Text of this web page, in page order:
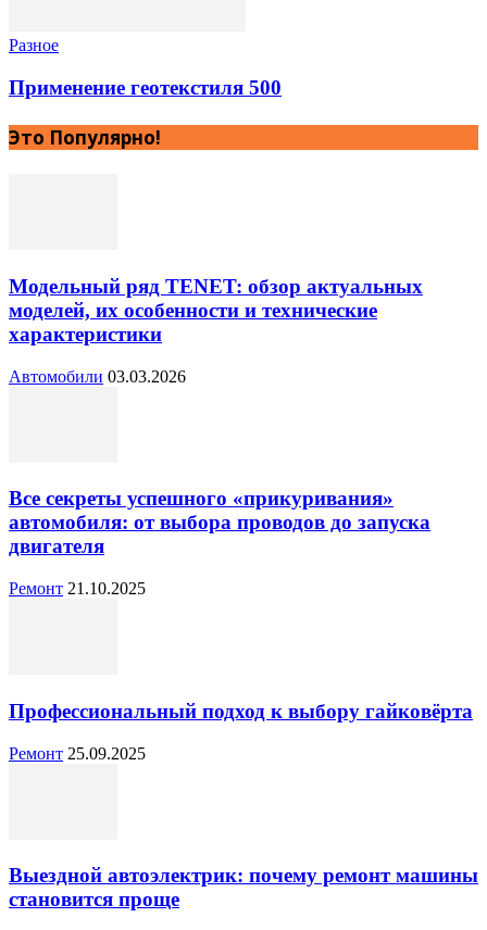
Разное
Применение геотекстиля 500
Это Популярно!
Модельный ряд TENET: обзор актуальных
моделей, их особенности и технические
характеристики
Автомобили 03.03.2026
Все секреты успешного «прикуривания»
автомобиля: от выбора проводов до запуска
двигателя
Ремонт 21.10.2025
Профессиональный подход к выбору гайковёрта
Ремонт 25.09.2025
Выездной автоэлектрик: почему ремонт машины
становится проще